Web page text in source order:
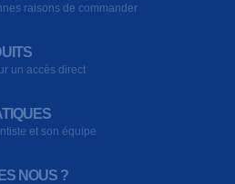
raisons de commander
un accès direct
et son équipe
NOUS ?